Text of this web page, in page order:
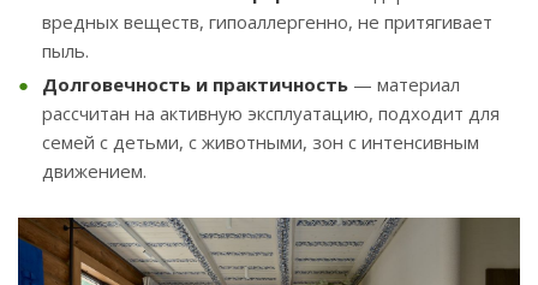
вредных веществ, гипоаллергенно, не притягивает
пыль.
Долговечность и практичность — материал
рассчитан на активную эксплуатацию, подходит для
семей с детьми, с животными, зон с интенсивным
движением.